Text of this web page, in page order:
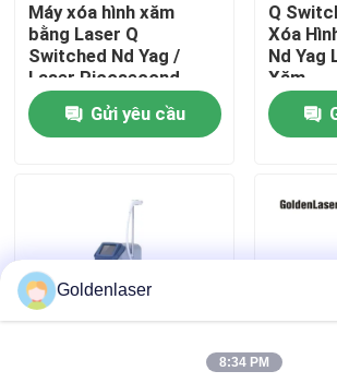
Về chúng tôi
Tham quan nhà máy
Tin tức
Máy xóa hình xăm
bằng Laser Q
Switched Nd Yag /
Laser Picosecond
1064nm 532nm
Gửi yêu cầu
Q
Xóa
Nd Yag
Xăm
Goldenlaser
8:34 PM